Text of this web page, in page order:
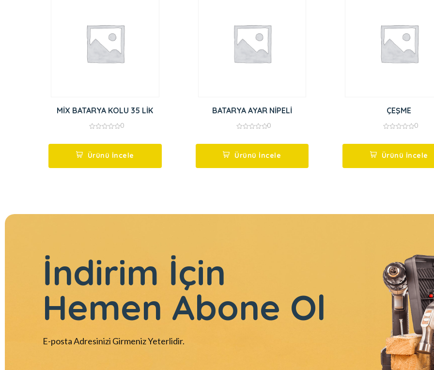
MİX BATARYA KOLU 35 LİK
5
0
Ürünü İncele
BATARYA AYAR NİPELİ
5
0
Ürünü İncele
ÇEŞME
5
0
Ürünü İncele
İndirim İçin
Hemen Abone Ol
E-posta Adresinizi Girmeniz Yeterlidir.